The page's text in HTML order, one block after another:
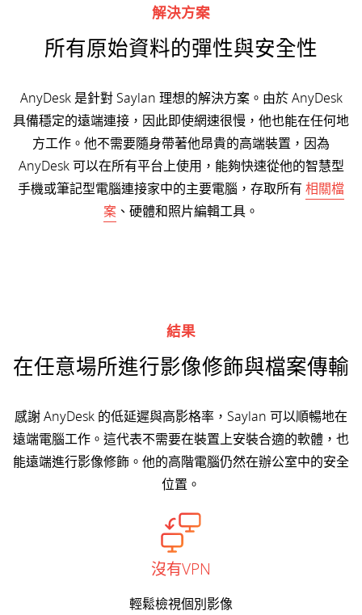
解決方案
所有原始資料的彈性與安全性
AnyDesk 是針對 Saylan 理想的解決方案。由於 AnyDesk
具備穩定的遠端連接，因此即使網速很慢，他也能在任何地
方工作。他不需要隨身帶著他昂貴的高端裝置，因為
AnyDesk 可以在所有平台上使用，能夠快速從他的智慧型
手機或筆記型電腦連接家中的主要電腦，存取所有 相關檔
案 、硬體和照片編輯工具。
結果
在任意場所進行影像修飾與檔案傳輸
感謝 AnyDesk 的低延遲與高影格率，Saylan 可以順暢地在
遠端電腦工作。這代表不需要在裝置上安裝合適的軟體，也
能遠端進行影像修飾。他的高階電腦仍然在辦公室中的安全
位置。
沒有VPN
輕鬆檢視個別影像